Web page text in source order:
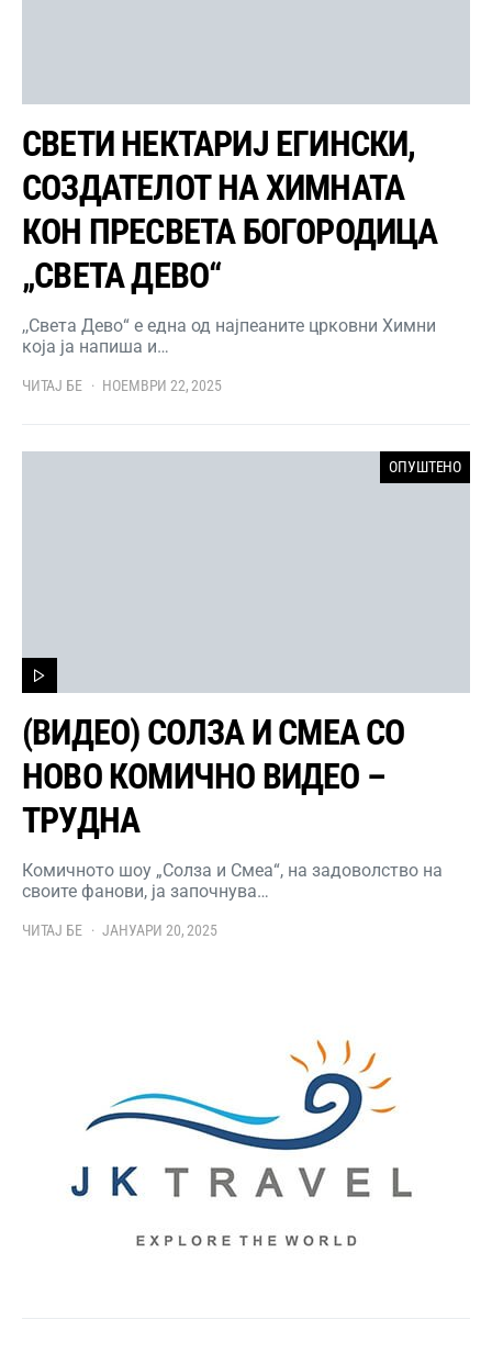
СВЕТИ НЕКТАРИЈ ЕГИНСКИ,
СОЗДАТЕЛОТ НА ХИМНАТА
КОН ПРЕСВЕТА БОГОРОДИЦА
„СВЕТА ДЕВО“
,,Света Дево“ е една од најпеаните црковни Химни
која ја напиша и…
ЧИТАЈ БЕ НОЕМВРИ 22, 2025
ОПУШТЕНО
(ВИДЕО) СОЛЗА И СМЕА СО
НОВО КОМИЧНО ВИДЕО –
ТРУДНА
Комичното шоу „Солза и Смеа“, на задоволство на
своите фанови, ја започнува…
ЧИТАЈ БЕ ЈАНУАРИ 20, 2025